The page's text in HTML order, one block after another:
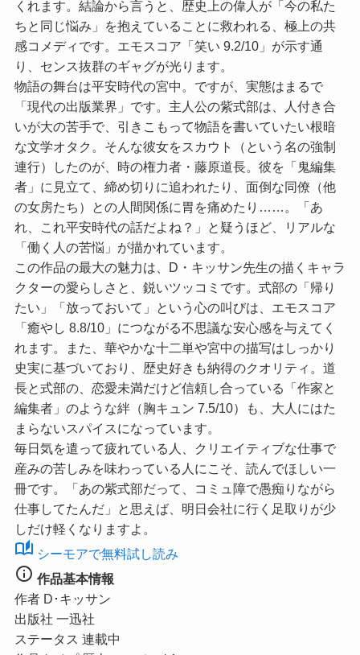
くれます。結論から言うと、歴史上の偉人が「今の私た
ちと同じ悩み」を抱えていることに救われる、極上の共
感コメディです。
エモスコア「笑い 9.2/10」 が示す通
り、センス抜群のギャグが光ります。
物語の舞台は平安時代の宮中。ですが、実態はまるで
「現代の出版業界」です。主人公の紫式部は、人付き合
いが大の苦手で、引きこもって物語を書いていたい根暗
な文学オタク。そんな彼女をスカウト（という名の強制
連行）したのが、時の権力者・藤原道長。彼を「鬼編集
者」に見立て、締め切りに追われたり、面倒な同僚（他
の女房たち）との人間関係に胃を痛めたり……。「あ
れ、これ平安時代の話だよね？」と疑うほど、リアルな
「働く人の苦悩」が描かれています。
この作品の最大の魅力は、D・キッサン先生の描くキャラ
クターの愛らしさと、鋭いツッコミです。式部の「帰り
たい」「放っておいて」という心の叫びは、
エモスコア
「癒やし 8.8/10」 につながる不思議な安心感を与えてく
れます。また、華やかな十二単や宮中の描写はしっかり
史実に基づいており、歴史好きも納得のクオリティ。道
長と式部の、恋愛未満だけど信頼し合っている「作家と
編集者」のような絆（胸キュン 7.5/10）も、大人にはた
まらないスパイスになっています。
毎日気を遣って疲れている人、クリエイティブな仕事で
産みの苦しみを味わっている人にこそ、読んでほしい一
冊です。「あの紫式部だって、コミュ障で愚痴りながら
仕事してたんだ」と思えば、明日会社に行く足取りが少
しだけ軽くなりますよ。
auto_stories シーモアで無料試し読み
info 作品基本情報
作者 D･キッサン
出版社 一迅社
ステータス 連載中